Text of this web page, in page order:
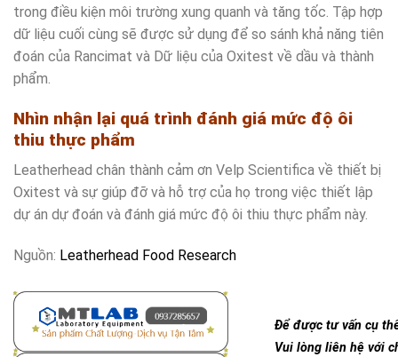
trong điều kiện môi trường xung quanh và tăng tốc. Tập hợp
dữ liệu cuối cùng sẽ được sử dụng để so sánh khả năng tiên
đoán của Rancimat và Dữ liệu của Oxitest về dầu và thành
phẩm.
Nhìn nhận lại quá trình đánh giá mức độ ôi
thiu thực phẩm
Leatherhead chân thành cảm ơn Velp Scientifica về thiết bị
Oxitest và sự giúp đỡ và hỗ trợ của họ trong việc thiết lập
dự án dự đoán và đánh giá mức độ ôi thiu thực phẩm này.
Nguồn: Leatherhead Food Research
Để được tư vấn cụ
Vui lòng liên hệ với